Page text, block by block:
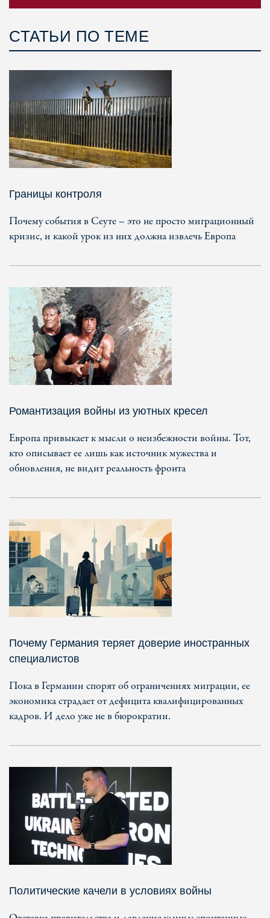
СТАТЬИ ПО ТЕМЕ
Границы контроля
Почему события в Сеуте – это не просто миграционный
кризис, и какой урок из них должна извлечь Европа
Романтизация войны из уютных кресел
Европа привыкает к мысли о неизбежности войны. Тот,
кто описывает ее лишь как источник мужества и
обновления, не видит реальность фронта
Почему Германия теряет доверие иностранных
специалистов
Пока в Германии спорят об ограничениях миграции, ее
экономика страдает от дефицита квалифицированных
кадров. И дело уже не в бюрократии.
Политические качели в условиях войны